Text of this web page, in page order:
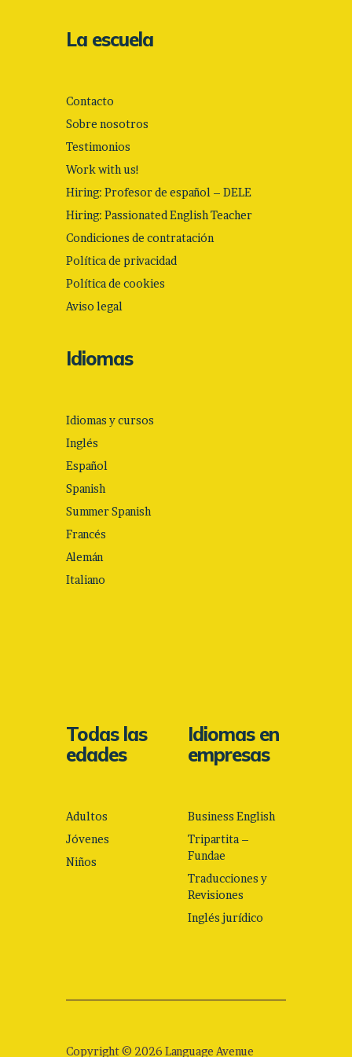
La escuela
Contacto
Sobre nosotros
Testimonios
Work with us!
Hiring: Profesor de español – DELE
Hiring: Passionated English Teacher
Condiciones de contratación
Política de privacidad
Política de cookies
Aviso legal
Idiomas
Idiomas y cursos
Inglés
Español
Spanish
Summer Spanish
Francés
Alemán
Italiano
Todas las
edades
Adultos
Jóvenes
Niños
Idiomas en
empresas
Business English
Tripartita –
Fundae
Traducciones y
Revisiones
Inglés jurídico
Copyright © 2026 Language Avenue